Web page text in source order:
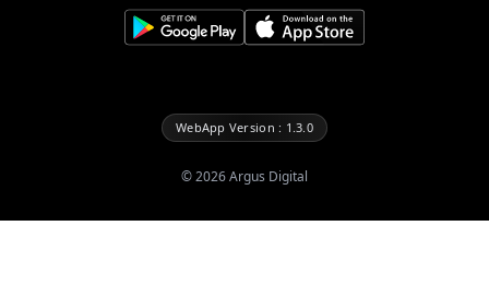
WebApp Version : 1.3.0
©2026Argus Digital